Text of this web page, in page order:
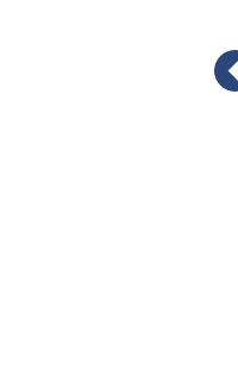
angenehme Erlebnisse haben,